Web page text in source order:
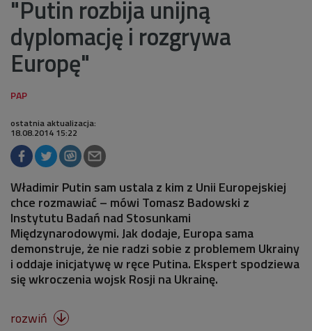
"Putin rozbija unijną
dyplomację i rozgrywa
Europę"
ostatnia aktualizacja:
18.08.2014 15:22
Władimir Putin sam ustala z kim z Unii Europejskiej
chce rozmawiać – mówi Tomasz Badowski z
Instytutu Badań nad Stosunkami
Międzynarodowymi. Jak dodaje, Europa sama
demonstruje, że nie radzi sobie z problemem Ukrainy
i oddaje inicjatywę w ręce Putina. Ekspert spodziewa
się wkroczenia wojsk Rosji na Ukrainę.
rozwiń 